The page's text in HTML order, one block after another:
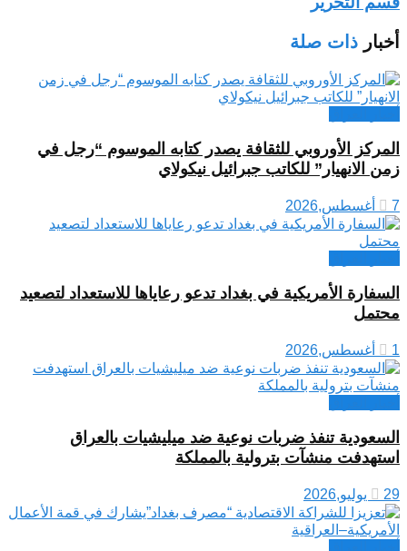
أخبار ذات صلة
المركز الأوروبي للثقافة يصدر كتابه الموسوم “رجل في
زمن الانهيار” للكاتب جبرائيل نيكولاي
7 أغسطس,2026
السفارة الأمريكية في بغداد تدعو رعاياها للاستعداد لتصعيد
محتمل
1 أغسطس,2026
السعودية تنفذ ضربات نوعية ضد ميليشيات بالعراق
استهدفت منشآت بترولية بالمملكة
29 يوليو,2026